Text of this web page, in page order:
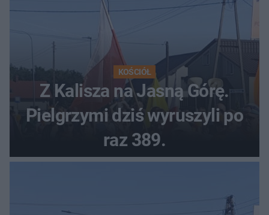
KOŚCIÓŁ
Z Kalisza na Jasną Górę.
Pielgrzymi dziś wyruszyli po
raz 389.